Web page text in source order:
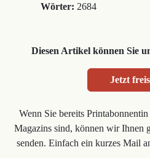
Wörter: 2684
Diesen Artikel können Sie
Jetzt
Wenn Sie bereits
Magazins sind, können wir Ihnen
senden. Einfach ein kurzes Mail